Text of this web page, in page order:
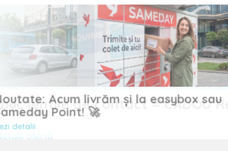
lentile de contact = CADOU
ofertă
Noutate: Acum livrăm și la easybox sau
Sameday Point! 🚀
Vezi detalii